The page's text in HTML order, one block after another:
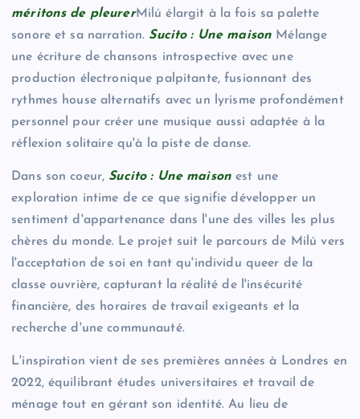
méritons de pleurerMilú élargit à la fois sa palette
sonore et sa narration. Sucito : Une maison Mélange
une écriture de chansons introspective avec une
production électronique palpitante, fusionnant des
rythmes house alternatifs avec un lyrisme profondément
personnel pour créer une musique aussi adaptée à la
réflexion solitaire qu'à la piste de danse.
Dans son coeur, Sucito : Une maison est une
exploration intime de ce que signifie développer un
sentiment d'appartenance dans l'une des villes les plus
chères du monde. Le projet suit le parcours de Milú vers
l'acceptation de soi en tant qu'individu queer de la
classe ouvrière, capturant la réalité de l'insécurité
financière, des horaires de travail exigeants et la
recherche d'une communauté.
L'inspiration vient de ses premières années à Londres en
2022, équilibrant études universitaires et travail de
ménage tout en gérant son identité. Au lieu de